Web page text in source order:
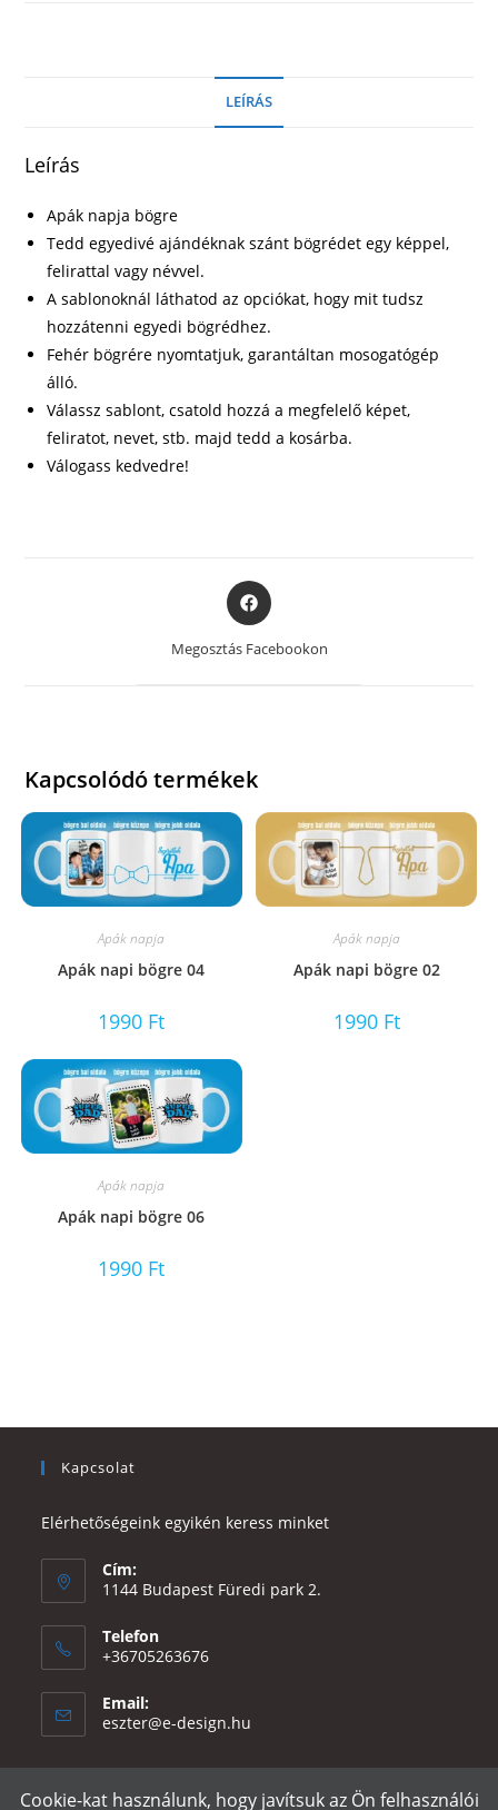
LEÍRÁS
Leírás
Apák napja bögre
Tedd egyedivé ajándéknak szánt bögrédet egy képpel,
felirattal vagy névvel.
A sablonoknál láthatod az opciókat, hogy mit tudsz
hozzátenni egyedi bögrédhez.
Fehér bögrére nyomtatjuk, garantáltan mosogatógép
álló.
Válassz sablont, csatold hozzá a megfelelő képet,
feliratot, nevet, stb. majd tedd a kosárba.
Válogass kedvedre!
Opens
in
a
Megosztás Facebookon
Kapcsolódó termékek
Apák napja
Apák napi bögre 04
1990 Ft
Apák napja
Apák napi bögre 02
1990 Ft
Apák napja
Apák napi bögre 06
1990 Ft
Kapcsolat
Elérhetőségeink egyikén keress minket
Cím:
1144 Budapest Füredi park 2.
Telefon
+36705263676
Email:
eszter@e-design.hu
Cookie-kat használunk, hogy javítsuk az Ön felhasználói